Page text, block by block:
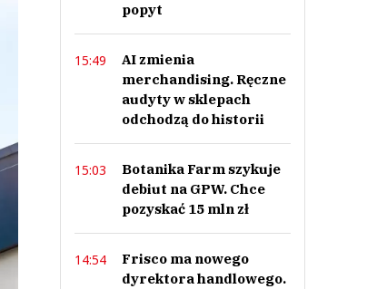
popyt
15:49
AI zmienia
merchandising. Ręczne
audyty w sklepach
odchodzą do historii
15:03
Botanika Farm szykuje
debiut na GPW. Chce
pozyskać 15 mln zł
14:54
Frisco ma nowego
dyrektora handlowego.